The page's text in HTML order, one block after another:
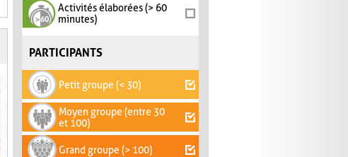
Activités élaborées (> 60
minutes)
PARTICIPANTS
Petit groupe (< 30)
Moyen groupe (entre 30
et 100)
Grand groupe (> 100)